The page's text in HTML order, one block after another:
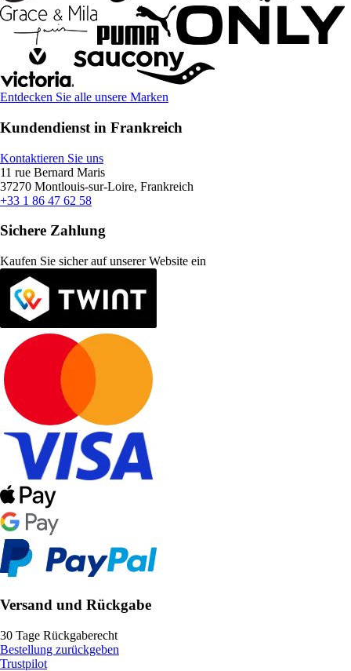
Entdecken Sie alle unsere Marken
Kundendienst in Frankreich
Kontaktieren Sie uns
11 rue Bernard Maris
37270 Montlouis-sur-Loire, Frankreich
+33 1 86 47 62 58
Sichere Zahlung
Kaufen Sie sicher auf unserer Website ein
Versand und Rückgabe
30 Tage Rückgaberecht
Bestellung zurückgeben
Trustpilot